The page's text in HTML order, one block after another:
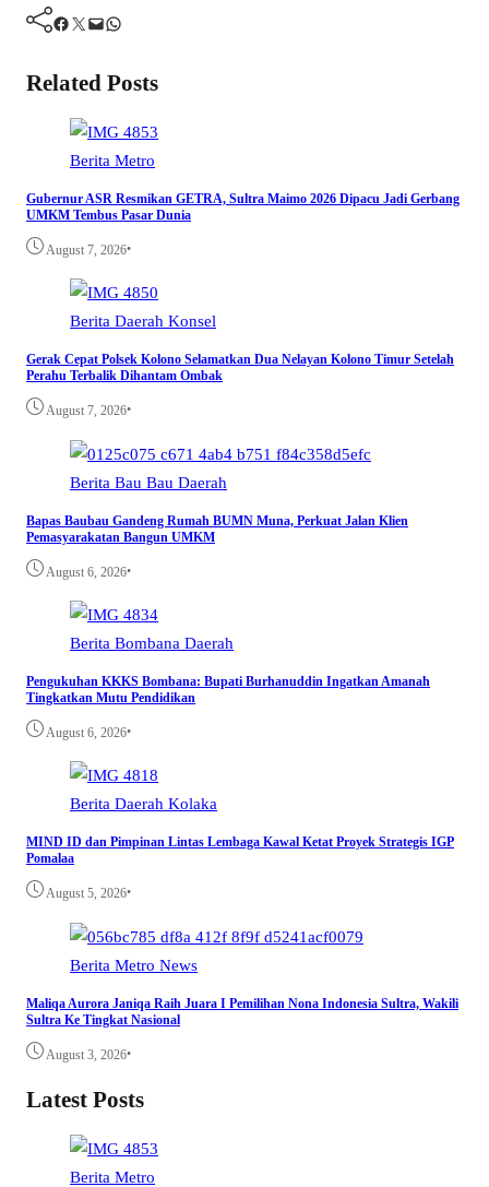
Facebook Twitter Mail WhatsApp
Related Posts
Berita Metro
Gubernur ASR Resmikan GETRA, Sultra Maimo 2026 Dipacu Jadi Gerbang
UMKM Tembus Pasar Dunia
August 7, 2026•
Berita Daerah Konsel
Gerak Cepat Polsek Kolono Selamatkan Dua Nelayan Kolono Timur Setelah
Perahu Terbalik Dihantam Ombak
August 7, 2026•
Berita Bau Bau Daerah
Bapas Baubau Gandeng Rumah BUMN Muna, Perkuat Jalan Klien
Pemasyarakatan Bangun UMKM
August 6, 2026•
Berita Bombana Daerah
Pengukuhan KKKS Bombana: Bupati Burhanuddin Ingatkan Amanah
Tingkatkan Mutu Pendidikan
August 6, 2026•
Berita Daerah Kolaka
MIND ID dan Pimpinan Lintas Lembaga Kawal Ketat Proyek Strategis IGP
Pomalaa
August 5, 2026•
Berita Metro News
Maliqa Aurora Janiqa Raih Juara I Pemilihan Nona Indonesia Sultra, Wakili
Sultra Ke Tingkat Nasional
August 3, 2026•
Latest Posts
Berita Metro